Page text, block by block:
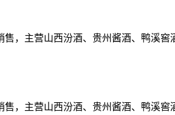
，主营山西汾酒、贵州酱酒、鸭溪
，主营山西汾酒、贵州酱酒、鸭溪